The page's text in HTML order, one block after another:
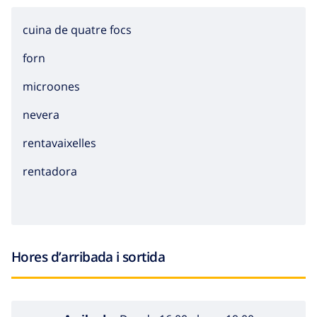
cuina de quatre focs
forn
microones
nevera
rentavaixelles
rentadora
Hores d’arribada i sortida